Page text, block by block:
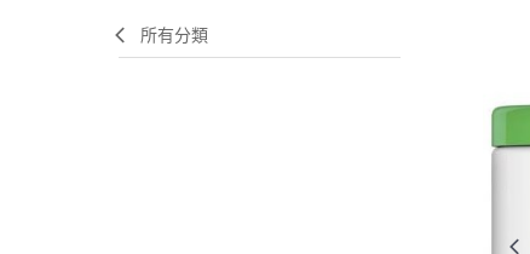
所有分類